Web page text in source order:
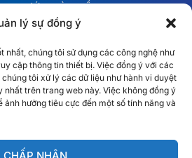
lý sự đồng ý
nhất, chúng tôi sử dụng các công nghệ như
cập thông tin thiết bị. Việc đồng ý với các
tôi xử lý các dữ liệu như hành vi duyệt
nhất trên trang web này. Việc không đồng ý
ảnh hưởng tiêu cực đến một số tính năng và
CHẤP NHẬN
LƯỚI TOÀN CẦU
phương tại 10 quốc
gia
Ireland
Úc